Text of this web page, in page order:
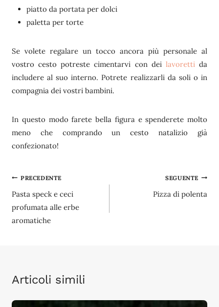
piatto da portata per dolci
paletta per torte
Se volete regalare un tocco ancora più personale al
vostro cesto potreste cimentarvi con dei lavorettida
includere al suo interno. Potrete realizzarli da soli o in
compagnia dei vostri bambini.
In questo modo farete bella figura e spenderete molto
meno che comprando un cesto natalizio già
confezionato!
Navigazione
articoli
PRECEDENTE
Pasta speck e ceci
profumata alle erbe
aromatiche
SEGUENTE
Pizza di polenta
Articoli simili